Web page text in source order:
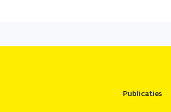
naar
Publicaties